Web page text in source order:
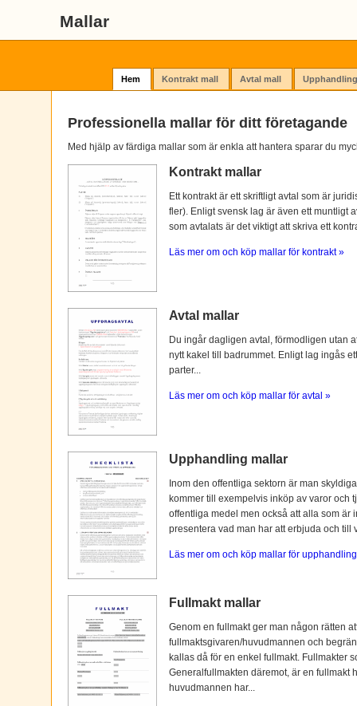
Mallar
Hem Kontrakt mall Avtal mall
Professionella mallar för ditt företagande
Med hjälp av färdiga mallar som är enkla att hantera sparar du
Kontrakt mallar
Ett kontrakt är ett skriftligt avtal som är
fler). Enligt svensk lag är även ett muntligt
som avtalats är det viktigt att skriva ett
Läs mer om och köp mallar för kontrakt »
Avtal mallar
Du ingår dagligen avtal, förmodligen utan
nytt kakel till badrummet. Enligt lag ingås
parter...
Läs mer om och köp mallar för avtal »
Upphandling mallar
Inom den offentliga sektorn är man
kommer till exempelvis inköp av varor och
offentliga medel men också att alla som är
presentera vad man har att erbjuda och till
Läs mer om och köp mallar för
Fullmakt mallar
Genom en fullmakt ger man någon rätten
fullmaktsgivaren/huvudmannen och
kallas då för en enkel fullmakt. Fullmakter
Generalfullmakten däremot, är en fullmakt
huvudmannen har...